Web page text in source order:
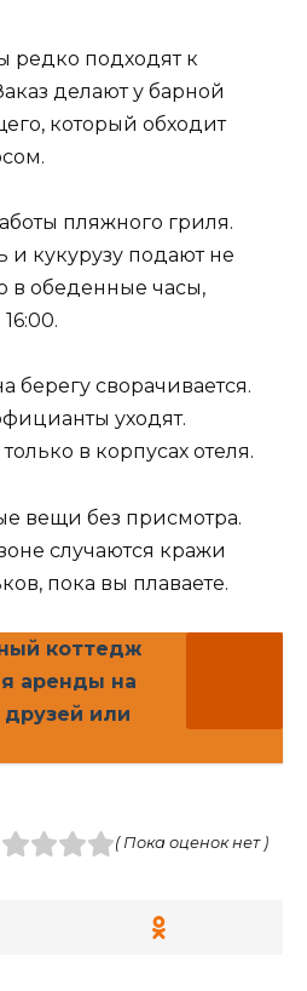
редко подходят к
делают у барной
который обходит
пляжного гриля.
кукурузу подают не
в обеденные часы,
берегу сворачивается.
уходят.
в корпусах отеля.
вещи без присмотра.
случаются кражи
пока вы плаваете.
коттедж
аренды на
друзей или
( Пока оценок нет )